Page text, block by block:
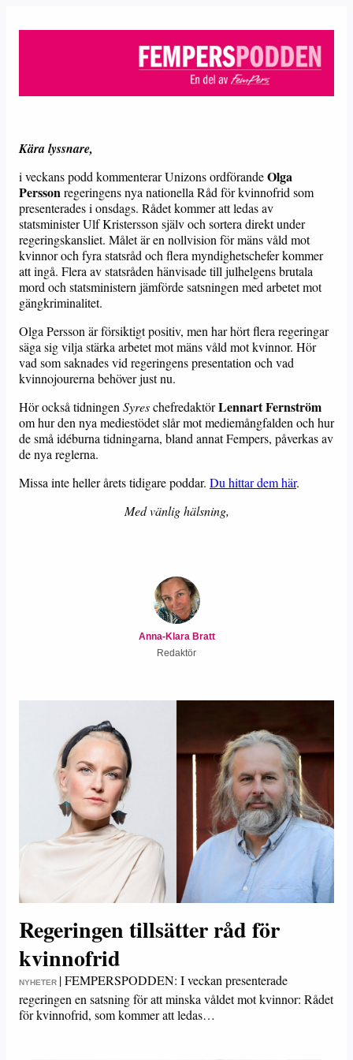
Kära lyssnare,
i veckans podd kommenterar Unizons ordförandeOlga
Perssonregeringens nya nationella Råd för kvinnofrid som
presenterades i onsdags. Rådet kommer att ledas av
statsminister Ulf Kristersson själv och sortera direkt under
regeringskansliet. Målet är en nollvision för mäns våld mot
kvinnor och fyra statsråd och flera myndighetschefer kommer
att ingå. Flera av statsråden hänvisade till julhelgens brutala
mord och statsministern jämförde satsningen med arbetet mot
gängkriminalitet.
Olga Persson är försiktigt positiv, men har hört flera regeringar
säga sig vilja stärka arbetet mot mäns våld mot kvinnor. Hör
vad som saknades vid regeringens presentation och vad
kvinnojourerna behöver just nu.
Hör också tidningen SyreschefredaktörLennart Fernström
om hur den nya mediestödet slår mot mediemångfalden och hur
de små idéburna tidningarna, bland annat Fempers, påverkas av
de nya reglerna.
Missa inte heller årets tidigare poddar. Du hittar dem här.
Med vänlig hälsning,
Anna-Klara Bratt
Redaktör
Regeringen tillsätter råd för
kvinnofrid
NYHETER |FEMPERSPODDEN: I veckan presenterade
regeringen en satsning för att minska våldet mot kvinnor: Rådet
för kvinnofrid, som kommer att ledas…